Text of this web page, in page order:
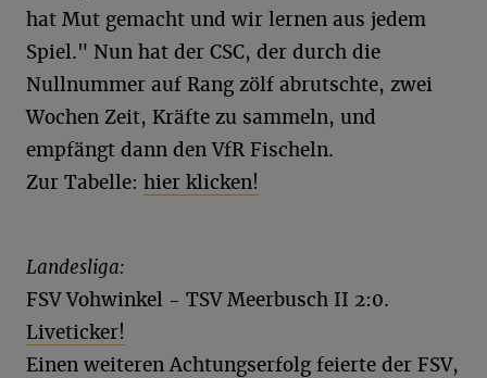
hat Mut gemacht und wir lernen aus jedem
Spiel." Nun hat der CSC, der durch die
Nullnummer auf Rang zölf abrutschte, zwei
Wochen Zeit, Kräfte zu sammeln, und
empfängt dann den VfR Fischeln.
Zur Tabelle: hier klicken!
Landesliga:
FSV Vohwinkel - TSV Meerbusch II 2:0.
Liveticker!
Einen weiteren Achtungserfolg feierte der FSV,